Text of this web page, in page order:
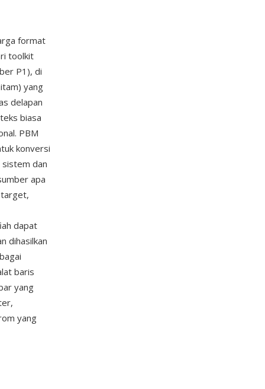
format
toolkit
P1), di
yang
delapan
biasa
PBM
konversi
dan
apa
target,
dapat
dihasilkan
baris
yang
yang